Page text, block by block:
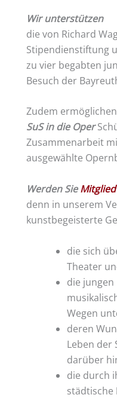
Wir unterstützen
die von Richard
Stipendienstiftung
zu vier begabten
Besuch der
Zudem
SuS in die Oper
Zusammenarbeit
ausgewählte
Werden SieMitglied
denn in unserem
kunstbegeisterte
die sich
Theater
die
Wegen
deren
Leben der
darüber
die durch